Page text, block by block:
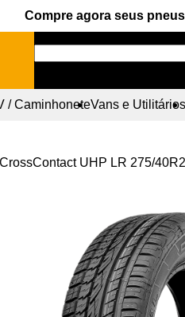
Compre agora seus
/ CaminhoneteVans e Utilitários
UHP LR 275/